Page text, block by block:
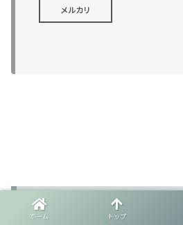
メルカリ
自分らしいとは
ホーム トップ